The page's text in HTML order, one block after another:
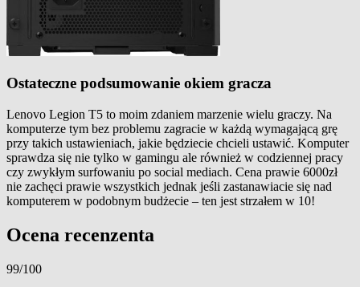
Ostateczne podsumowanie okiem gracza
Lenovo Legion T5 to moim zdaniem marzenie wielu graczy. Na
komputerze tym bez problemu zagracie w każdą wymagającą grę
przy takich ustawieniach, jakie będziecie chcieli ustawić. Komputer
sprawdza się nie tylko w gamingu ale również w codziennej pracy
czy zwykłym surfowaniu po social mediach. Cena prawie 6000zł
nie zachęci prawie wszystkich jednak jeśli zastanawiacie się nad
komputerem w podobnym budżecie – ten jest strzałem w 10!
Ocena recenzenta
99/100